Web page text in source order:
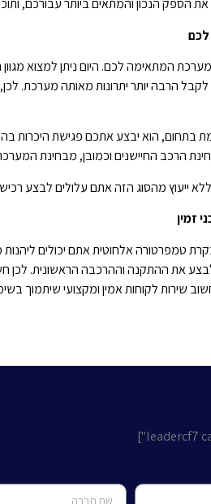
את הספק הנכון והמתאים ביותר עבורכם,
המתאימה לכם. היום ניתן למצוא
הרבה יותר יתרונות מאותה מערכת.
הוא יבצע אתכם פגישת היכרות בה
הרכב החיישנים וכמובן, מבחינת
ייעוץ מהסוג הזה אתם עלולים לבצע
זמין
טמפרטורה אלחוטית אתם יכולים ליהנות
לבצע את ההתקנה וההרכבה הראשונית.
שירות לקוחות אמין ומקצועי שיתמוך